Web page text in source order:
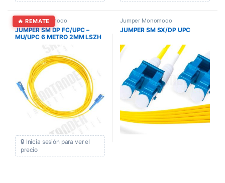
🔥 REMATE
Jumper Monomodo
JUMPER SM DP FC/UPC –
MU/UPC 6 METRO 2MM LSZH
🔒 Inicia sesión para ver el
precio
Jumper Monomodo
JUMPER SM SX/DP UPC